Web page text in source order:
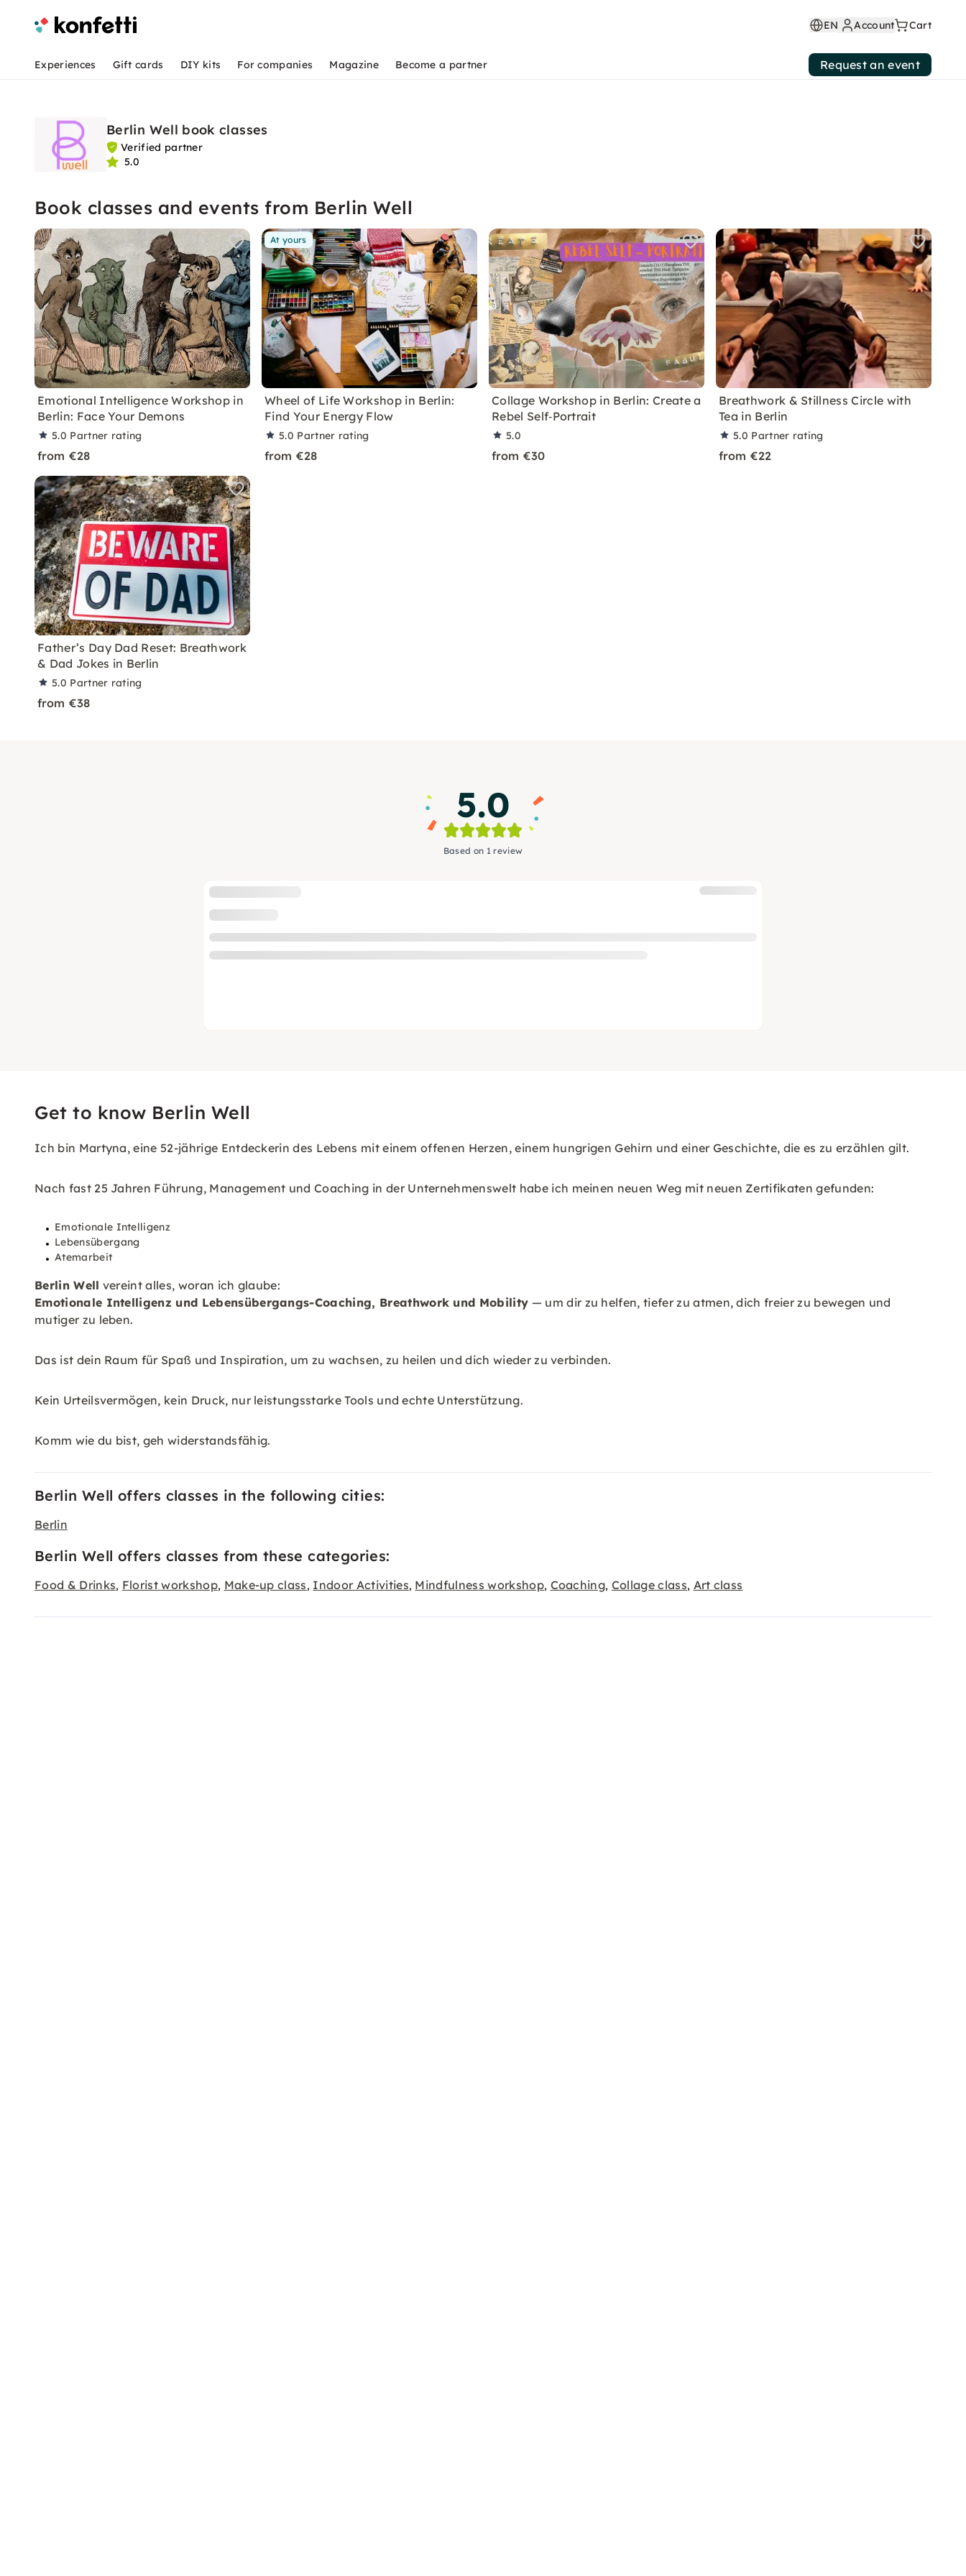
EN Account Cart
Experiences Gift cards DIY kits For companies Magazine Become a partner Request an event
Berlin Well book classes
Verified partner
5.0
Book classes and events from Berlin Well
Emotional Intelligence Workshop in
Berlin: Face Your Demons
5.0 Partner rating
from €28
At yours
Wheel of Life Workshop in Berlin:
Find Your Energy Flow
5.0 Partner rating
from €28
Collage Workshop in Berlin: Create a
Rebel Self‑Portrait
5.0
from €30
Breathwork & Stillness Circle with
Tea in Berlin
5.0 Partner rating
from €22
Father’s Day Dad Reset: Breathwork
& Dad Jokes in Berlin
5.0 Partner rating
from €38
5.0
Based on 1 review
Get to know Berlin Well
Ich bin Martyna, eine 52-jährige Entdeckerin des Lebens mit einem offenen Herzen, einem hungrigen Gehirn und einer Geschichte, die es zu erzählen gilt.
Nach fast 25 Jahren Führung, Management und Coaching in der Unternehmenswelt habe ich meinen neuen Weg mit neuen Zertifikaten gefunden:
Emotionale Intelligenz
Lebensübergang
Atemarbeit
Berlin Well vereint alles, woran ich glaube:
Emotionale Intelligenz und Lebensübergangs-Coaching, Breathwork und Mobility — um dir zu helfen, tiefer zu atmen, dich freier zu bewegen und
mutiger zu leben.
Das ist dein Raum für Spaß und Inspiration, um zu wachsen, zu heilen und dich wieder zu verbinden.
Kein Urteilsvermögen, kein Druck, nur leistungsstarke Tools und echte Unterstützung.
Komm wie du bist, geh widerstandsfähig.
Berlin Well offers classes in the following cities:
Berlin
Berlin Well offers classes from these categories:
Food & Drinks, Florist workshop, Make-up class, Indoor Activities, Mindfulness workshop, Coaching, Collage class, Art class